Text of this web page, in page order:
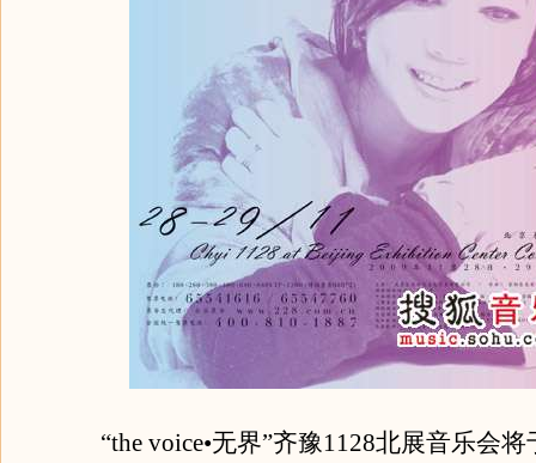
“the voice•无界”齐豫1128北展音乐会将